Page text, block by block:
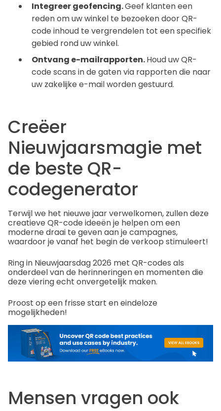
Integreer geofencing.Geef klanten een
reden om uw winkel te bezoeken door QR-
code inhoud te vergrendelen tot een specifiek
gebied rond uw winkel.
Ontvang e-mailrapporten.Houd uw QR-
code scans in de gaten via rapporten die naar
uw zakelijke e-mail worden gestuurd.
Creëer
Nieuwjaarsmagie met
de beste QR-
codegenerator
Terwijl we het nieuwe jaar verwelkomen, zullen deze
creatieve QR-code ideeën je helpen om een
moderne draai te geven aan je campagnes,
waardoor je vanaf het begin de verkoop stimuleert!
Ring in Nieuwjaarsdag 2026 met QR-codes als
onderdeel van de herinneringen en momenten die
deze viering echt onvergetelijk maken.
Proost op een frisse start en eindeloze
mogelijkheden!
Mensen vragen ook